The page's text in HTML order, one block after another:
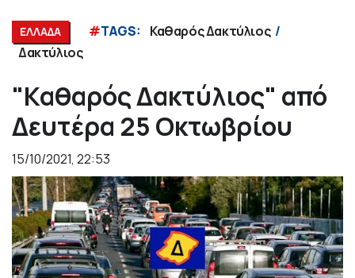
ΕΛΛΑΔΑ #TAGS:
Καθαρός Δακτύλιος
Δακτύλιος
"Καθαρός Δακτύλιος" από
Δευτέρα 25 Οκτωβρίου
15/10/2021, 22:53